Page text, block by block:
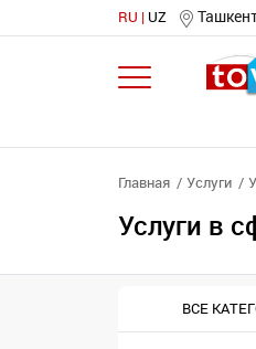
RU UZ
Главная Услуги
Услуги в
ВСЕ